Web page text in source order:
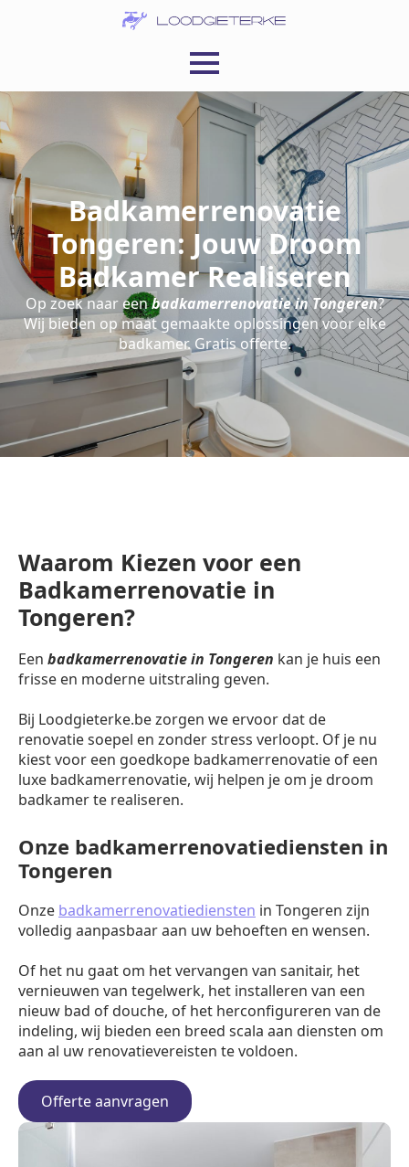
Badkamerrenovatie
Tongeren: Jouw Droom
Badkamer Realiseren
Op zoek naar eenbadkamerrenovatie in Tongeren?
Wij bieden op maat gemaakte oplossingen voor elke
badkamer. Gratis offerte.
Waarom Kiezen voor een
Badkamerrenovatie in
Tongeren?
Een badkamerrenovatie in Tongeren kan je huis een
frisse en moderne uitstraling geven.
Bij Loodgieterke.be zorgen we ervoor dat de
renovatie soepel en zonder stress verloopt. Of je nu
kiest voor een goedkope badkamerrenovatie of een
luxe badkamerrenovatie, wij helpen je om je droom
badkamer te realiseren.
Onze badkamerrenovatiediensten in
Tongeren
Onze badkamerrenovatiediensten in Tongeren zijn
volledig aanpasbaar aan uw behoeften en wensen.
Of het nu gaat om het vervangen van sanitair, het
vernieuwen van tegelwerk, het installeren van een
nieuw bad of douche, of het herconfigureren van de
indeling, wij bieden een breed scala aan diensten om
aan al uw renovatievereisten te voldoen.
Offerte aanvragen